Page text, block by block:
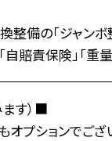
備の「ジャンボ
責保険」「重量
す）■
プションでござ